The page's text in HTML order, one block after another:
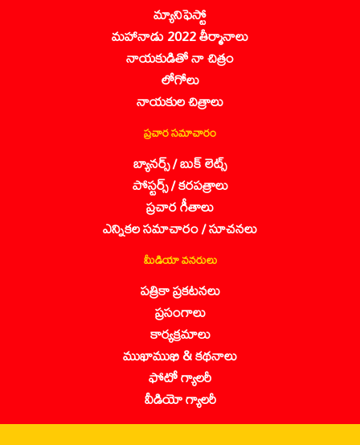
మ్యానిఫెస్టో
మహానాడు 2022 తీర్మానాలు
నాయకుడితో నా చిత్రం
లోగోలు
నాయకుల చిత్రాలు
ప్రచార సమాచారం
బ్యానర్స్ / బుక్ లెట్స్
పోస్టర్స్ / కరపత్రాలు
ప్రచార గీతాలు
ఎన్నికల సమాచారం / సూచనలు
మీడియా వనరులు
పత్రికా ప్రకటనలు
ప్రసంగాలు
కార్యక్రమాలు
ముఖాముఖి & కథనాలు
ఫోటో గ్యాలరీ
వీడియో గ్యాలరీ